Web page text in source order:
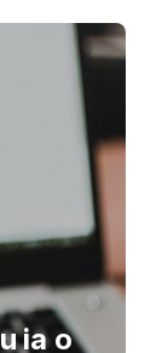
ia o